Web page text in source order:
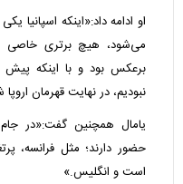
او ادامه داد:«اینکه
برعکس بود و با اینکه
نبودیم، در نهایت قهرمان
حضور دارند؛ مثل فرانسه،
است و انگلیس.»